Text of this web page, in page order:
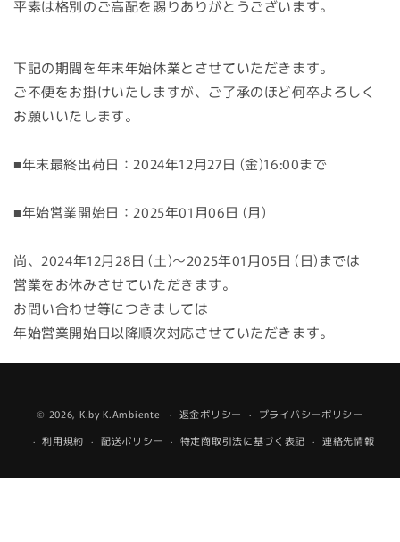
平素は格別のご高配を賜りありがとうございます。
下記の期間を年末年始休業とさせていただきます。
ご不便をお掛けいたしますが、ご了承のほど何卒よろしく
お願いいたします。
■年末最終出荷日：2024年12月27日 (金)16:00まで
■年始営業開始日：2025年01月06日 (月)
尚、2024年12月28日 (土)～2025年01月05日 (日)までは
営業をお休みさせていただきます。
お問い合わせ等につきましては
年始営業開始日以降順次対応させていただきます。
© 2026, K.by K.Ambiente 返金ポリシー
プライバシーポリシー
利用規約
配送ポリシー 特定商取引法に基づく表記 連絡先情報